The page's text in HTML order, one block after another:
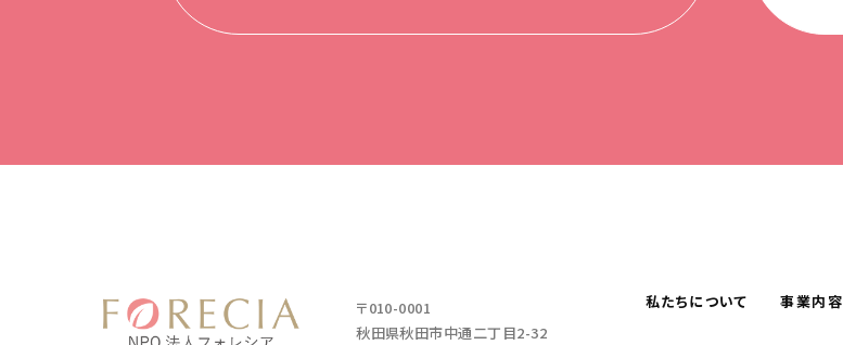
〒010-0001
秋田県秋田市中通二丁目2-32
私たちについて 事業内容